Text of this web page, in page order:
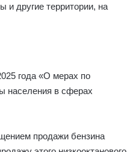
и другие территории, на
года «О мерах по
населения в сферах
продажи бензина